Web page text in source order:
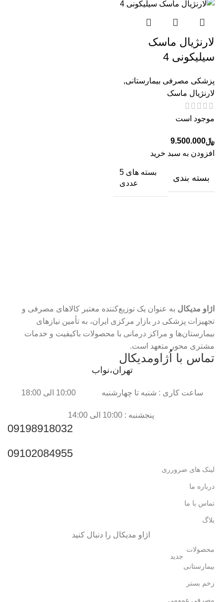
لارنژیال ماسک
سیلیکونی 4
پزشکی مصرفی بیمارستانی,
لارنژیال ماسک
موجود است
﷼9.500.000
افزودن به سبد خرید
بسته بندی
بسته های 5
عددی
اژاو مدیکال به عنوان یک توزیع‌کننده معتبر کالاهای مصرفی و
تجهیزات پزشکی در بازار مرکزی ایران، به تأمین نیازهای
بیمارستان‌ها و مراکز درمانی با محصولات باکیفیت و خدمات
مشتری محور متعهد است.
تماس با اُژاومدیکال
تهران،نواب
ساعت کاری : شنبه تا چهارشنبه 10:00 الی 18:00
پنجشنبه : 10:00 الی 14:00
09198918032
09102084955
لینک های ضرورری
درباره ما
تماس با ما
بلاگ
اژاو مدیکال را دنبال کنید
محصولات
بیمارستانی
جدید
زخم بستر
مصرفی عمومی